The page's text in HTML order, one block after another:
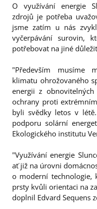
O využívání energie
zdrojů je potřeba
jsme zatím u nás
vyčerpávání surovin,
potřebovat na jiné
"Především musíme
klimatu ohrožovaného
energii z
ochrany proti
byli svědky letos v
podporu solární
Ekologického institutu
"Využívání energie
ať již na úrovni
o moderní technologie,
prsty kvůli orientaci na
doplnil Edvard Sequens